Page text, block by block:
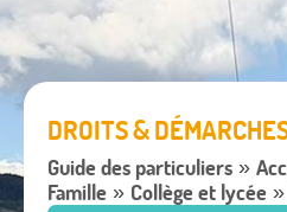
DROITS &
Guide des particuliers »
Famille » Collège et lycée